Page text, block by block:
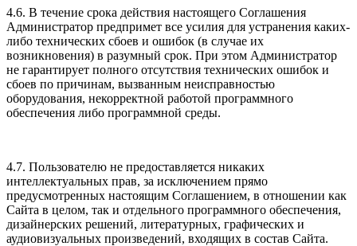
4.6. В течение срока действия настоящего Соглашения
Администратор предпримет все усилия для устранения каких-
либо технических сбоев и ошибок (в случае их
возникновения) в разумный срок. При этом Администратор
не гарантирует полного отсутствия технических ошибок и
сбоев по причинам, вызванным неисправностью
оборудования, некорректной работой программного
обеспечения либо программной среды.
4.7. Пользователю не предоставляется никаких
интеллектуальных прав, за исключением прямо
предусмотренных настоящим Соглашением, в отношении как
Сайта в целом, так и отдельного программного обеспечения,
дизайнерских решений, литературных, графических и
аудиовизуальных произведений, входящих в состав Сайта.